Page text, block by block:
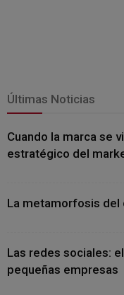
Últimas Noticias
Cuando la marca se
estratégico del
La metamorfosis
Las redes sociales:
pequeñas empresas